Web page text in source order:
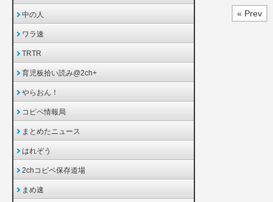
« Prev
中の人
ワラ速
TRTR
育児板拾い読み@2ch+
やらおん！
コピペ情報局
まとめたニュース
はれぞう
2chコピペ保存道場
まめ速